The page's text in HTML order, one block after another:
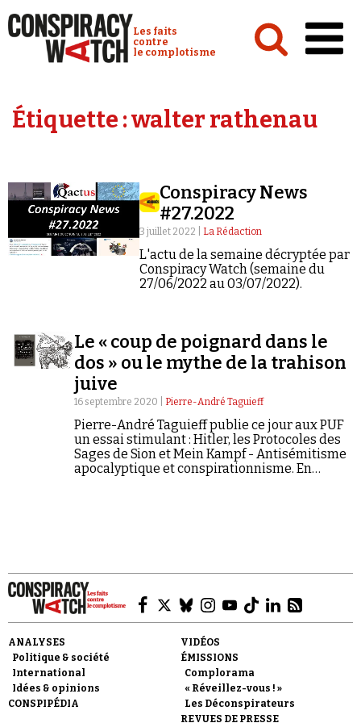
Conspiracy Watch :
Les faits
contre
le complotisme
Analyses
Vidéos
Émissions
Revues de presse
Newsletter
Faire un don
Demander à Vera
Étiquette :walter rathenau
Conspiracy News
#27.2022
3 juillet 2022 | La Rédaction
L'actu de la semaine décryptée par
Conspiracy Watch (semaine du
27/06/2022 au 03/07/2022).
Le « coup de poignard dans le
dos » ou le mythe de la trahison
juive
16 septembre 2020 | Pierre-André Taguieff
Pierre-André Taguieff publie ce jour aux PUF
un essai stimulant : Hitler, les Protocoles des
Sages de Sion et Mein Kampf - Antisémitisme
apocalyptique et conspirationnisme. En
ANALYSES
Politique & société
International
Idées & opinions
CONSPIPÉDIA
VIDÉOS
ÉMISSIONS
Complorama
« Réveillez-vous ! »
Les Déconspirateurs
REVUES DE PRESSE